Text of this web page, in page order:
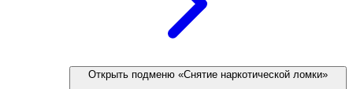
Открыть подменю «Снятие наркотической ломки»